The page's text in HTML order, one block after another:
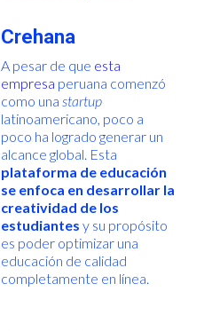
Crehana
A pesar de que esta
empresa peruana comenzó
como una startup
latinoamericano, poco a
poco ha logrado generar un
alcance global. Esta
plataforma de educación
se enfoca en desarrollar la
creatividad de los
estudiantes y su propósito
es poder optimizar una
educación de calidad
completamente en línea.